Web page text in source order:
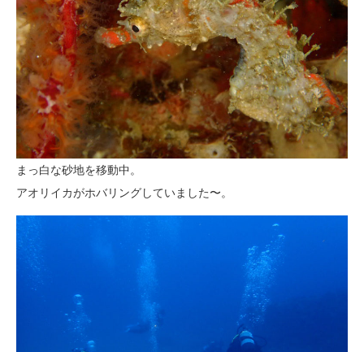
まっ白な砂地を移動中。
アオリイカがホバリングしていました〜。